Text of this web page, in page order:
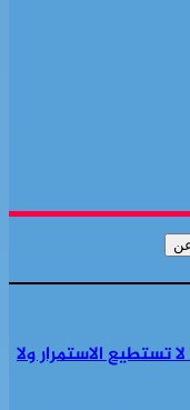
تستطيع الاستمرار ولا